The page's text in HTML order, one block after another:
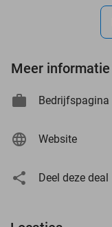
Meer informatie
Bedrijfspagina
Website
Deel deze deal